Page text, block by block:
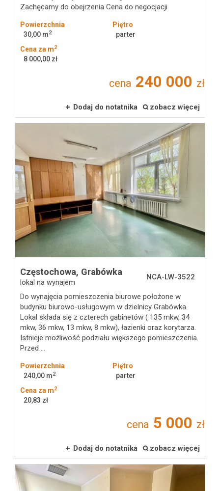
Zachęcamy do obejrzenia Cena do negocjacji
Powierzchnia
30,00 m2
Piętro
parter
Cena za m2
8 000,00 zł
cena 240 000 zł
Dodaj do notatnika zobacz więcej
Częstochowa, Grabówka
lokal na wynajem
NCA-LW-3522
Do wynajęcia pomieszczenia biurowe położone w
budynku biurowo-usługowym w dzielnicy Grabówka.
Lokal składa się z czterech gabinetów ( 135 mkw, 34
mkw, 36 mkw, 13 mkw, 8 mkw), łazienki oraz korytarza.
Istnieje możliwość podziału większego pomieszczenia.
Przed ...
Powierzchnia
240,00 m2
Piętro
parter
Cena za m2
20,83 zł
cena 5 000 zł
Dodaj do notatnika zobacz więcej